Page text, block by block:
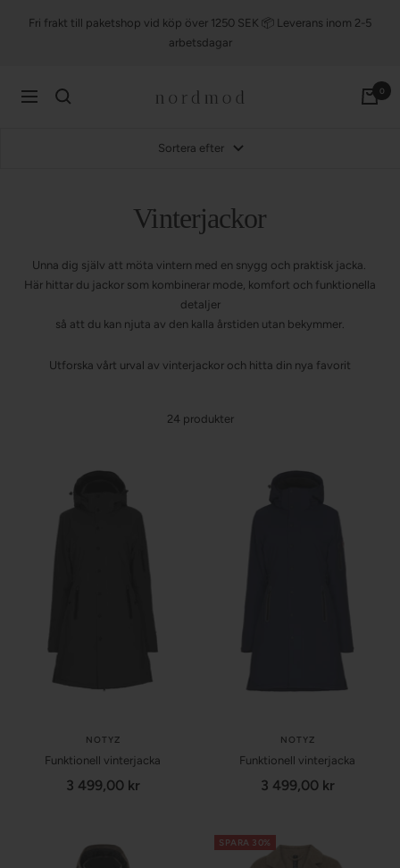
innehålletFri frakt till paketshop vid köp över 1250 SEK 📦 Leverans inom 2-5
arbetsdagar
Navigering nordmod 0
Sortera efter
Vinterjackor
Unna dig själv att möta vintern med en snygg och praktisk jacka.
Här hittar du jackor som kombinerar mode, komfort och funktionella
detaljer
så att du kan njuta av den kalla årstiden utan bekymmer.
Utforska vårt urval av vinterjackor och hitta din nya favorit
24 produkter
NOTYZ
Funktionell vinterjacka
Försäljningspris
3 499,00 kr
NOTYZ
Funktionell vinterjacka
Försäljningspris
3 499,00 kr
SPARA 30%